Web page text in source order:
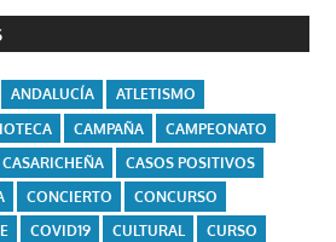
ANDALUCÍA
ATLETISMO
CAMPAÑA
CAMPEONATO
CASARICHEÑA
CASOS POSITIVOS
CONCIERTO
CONCURSO
COVID19 CULTURAL
CURSO